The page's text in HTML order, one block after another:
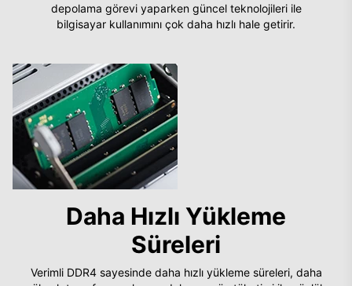
depolama görevi yaparken güncel teknolojileri ile
bilgisayar kullanımını çok daha hızlı hale getirir.
Daha Hızlı Yükleme
Süreleri
Verimli DDR4 sayesinde daha hızlı yükleme süreleri, daha